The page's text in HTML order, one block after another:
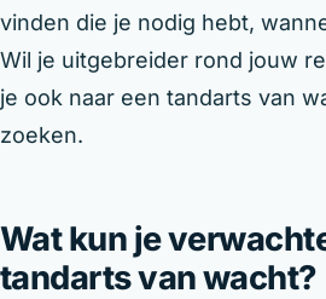
vinden die je nodig hebt,
Wil je uitgebreider rond jouw
je ook naar een tandarts van
zoeken.
Wat kun je
tandarts van wacht?